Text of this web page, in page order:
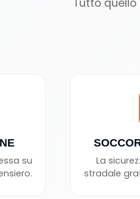
Tutto
su
La
stradale